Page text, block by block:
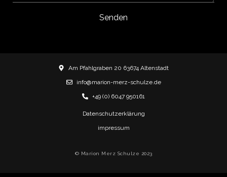
Senden
Am Pfahlgraben 20 63674 Altenstadt
info@marion-merz-schulze.de
+49 (0) 6047 950161
© Marion Merz Schulze 2023
Datenschutzerklärung
impressum